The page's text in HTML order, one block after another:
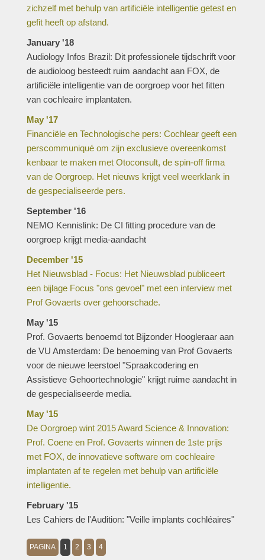
zichzelf met behulp van artificiële intelligentie getest en
gefit heeft op afstand.
January '18
Audiology Infos Brazil: Dit professionele tijdschrift voor
de audioloog besteedt ruim aandacht aan FOX, de
artificiële intelligentie van de oorgroep voor het fitten
van cochleaire implantaten.
May '17
Financiële en Technologische pers: Cochlear geeft een
perscommuniqué om zijn exclusieve overeenkomst
kenbaar te maken met Otoconsult, de spin-off firma
van de Oorgroep. Het nieuws krijgt veel weerklank in
de gespecialiseerde pers.
September '16
NEMO Kennislink: De CI fitting procedure van de
oorgroep krijgt media-aandacht
December '15
Het Nieuwsblad - Focus: Het Nieuwsblad publiceert
een bijlage Focus "ons gevoel" met een interview met
Prof Govaerts over gehoorschade.
May '15
Prof. Govaerts benoemd tot Bijzonder Hoogleraar aan
de VU Amsterdam: De benoeming van Prof Govaerts
voor de nieuwe leerstoel "Spraakcodering en
Assistieve Gehoortechnologie" krijgt ruime aandacht in
de gespecialiseerde media.
May '15
De Oorgroep wint 2015 Award Science & Innovation:
Prof. Coene en Prof. Govaerts winnen de 1ste prijs
met FOX, de innovatieve software om cochleaire
implantaten af te regelen met behulp van artificiële
intelligentie.
February '15
Les Cahiers de l'Audition: "Veille implants cochléaires"
PAGINA 1 2 3 4